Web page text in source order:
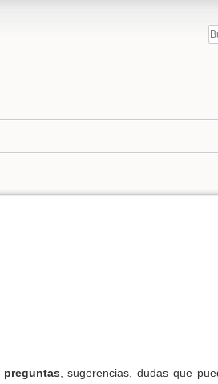
preguntas , sugerencias, dudas que